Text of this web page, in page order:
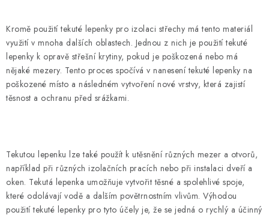
Kromě použití tekuté lepenky pro izolaci střechy má tento materiál
využití v mnoha dalších oblastech. Jednou z nich je použití tekuté
lepenky k opravě střešní krytiny, pokud je poškozená nebo má
nějaké mezery. Tento proces spočívá v nanesení tekuté lepenky na
poškozené místo a následném vytvoření nové vrstvy, která zajistí
těsnost a ochranu před srážkami.
Tekutou lepenku lze také použít k utěsnění různých mezer a otvorů,
například při různých izolačních pracích nebo při instalaci dveří a
oken. Tekutá lepenka umožňuje vytvořit těsné a spolehlivé spoje,
které odolávají vodě a dalším povětrnostním vlivům. Výhodou
použití tekuté lepenky pro tyto účely je, že se jedná o rychlý a účinný